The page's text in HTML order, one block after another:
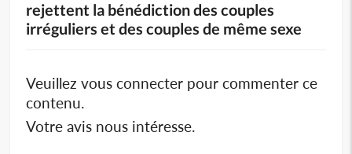
rejettent la bénédiction des couples
irréguliers et des couples de même sexe
Veuillez vous connecter pour commenter ce
contenu.
Votre avis nous intéresse.